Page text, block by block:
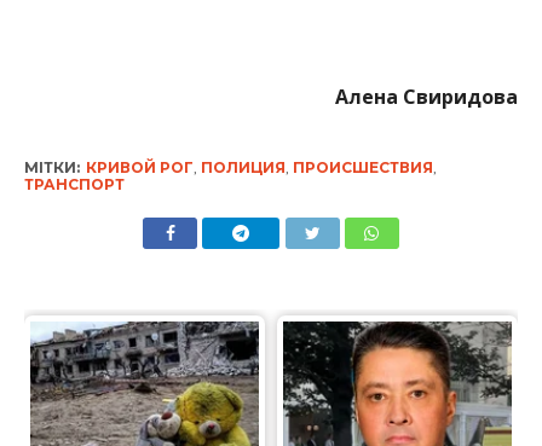
Алена Свиридова
МІТКИ: КРИВОЙ РОГ ПОЛИЦИЯ ПРОИСШЕСТВИЯ
ТРАНСПОРТ